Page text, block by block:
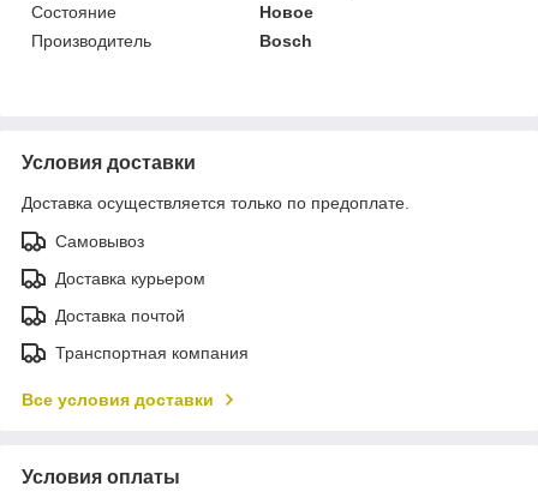
Состояние
Новое
Производитель
Bosch
Условия доставки
Доставка осуществляется только по предоплате.
Самовывоз
Доставка курьером
Доставка почтой
Транспортная компания
Все условия доставки
Условия оплаты